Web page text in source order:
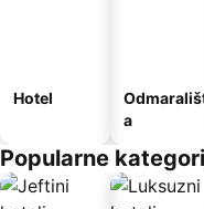
Hotel
a
Popularne